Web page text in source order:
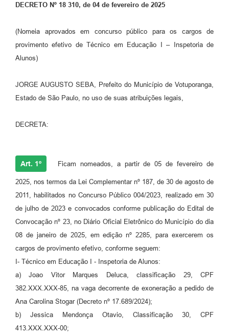
Audiências Públicas
Links
Agenda
Contato
DECRETO Nº 18 310, de 04 de fevereiro de 2025
(Nomeia aprovados em concurso público para os cargos de
provimento efetivo de Técnico em Educação I – Inspetoria de
Alunos)
JORGE AUGUSTO SEBA, Prefeito do Município de Votuporanga,
Estado de São Paulo, no uso de suas atribuições legais,
DECRETA:
Art. 1º Ficam nomeados, a partir de 05 de fevereiro de
2025, nos termos da Lei Complementar nº 187, de 30 de agosto de
2011, habilitados no Concurso Público 004/2023, realizado em 30
de julho de 2023 e convocados conforme publicação do Edital de
Convocação nº 23, no Diário Oficial Eletrônico do Município do dia
08 de janeiro de 2025, em edição nº 2285, para exercerem os
cargos de provimento efetivo, conforme seguem:
I- Técnico em Educação I - Inspetoria de Alunos:
a) Joao Vitor Marques Deluca, classificação 29, CPF
382.XXX.XXX-85, na vaga decorrente de exoneração a pedido de
Ana Carolina Stogar (Decreto nº 17.689/2024);
b) Jessica Mendonça Otavio, Classificação 30, CPF
413.XXX.XXX-00;